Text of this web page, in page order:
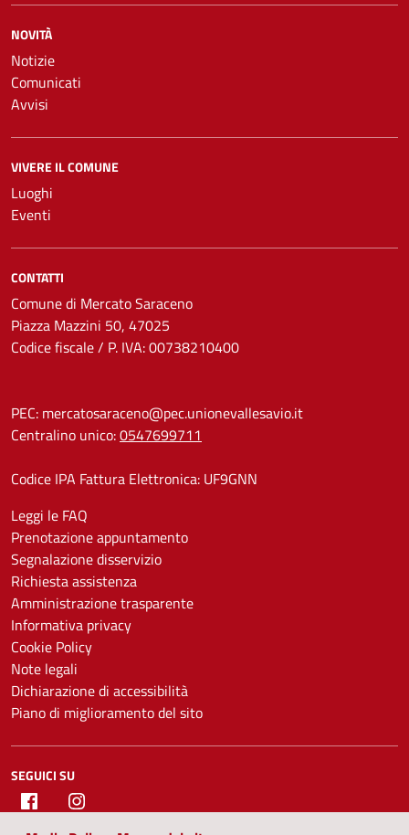
NOVITÀ
Notizie
Comunicati
Avvisi
VIVERE IL COMUNE
Luoghi
Eventi
CONTATTI
Comune di Mercato Saraceno
Piazza Mazzini 50, 47025
Codice fiscale / P. IVA: 00738210400
PEC: mercatosaraceno@pec.unionevallesavio.it
Centralino unico:0547699711
Codice IPA Fattura Elettronica: UF9GNN
Leggi le FAQ
Prenotazione appuntamento
Segnalazione disservizio
Richiesta assistenza
Amministrazione trasparente
Informativa privacy
Cookie Policy
Note legali
Dichiarazione di accessibilità
Piano di miglioramento del sito
SEGUICI SU
Facebook